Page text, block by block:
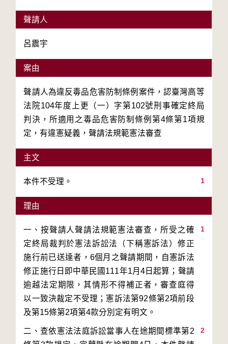
聲請人
呂震宇
案由
聲請人為違反毒品危害防制條例案件，認臺灣高等
法院104年度上更（一）字第102號刑事確定終局
判決，所適用之毒品危害防制條例第4條第1項規
定，有違憲疑義，聲請法規範憲法審查
主文
1
本件不受理。
理由
1
一、按聲請人聲請法規範憲法審查，所受之確
定終局裁判於憲法訴訟法（下稱憲訴法）修正
施行前已送達者，6個月之聲請期間，自憲訴法
修正施行日即中華民國111年1月4日起算；聲請
逾越法定期限，其情形不得補正者，審查庭得
以一致決裁定不受理；憲訴法第92條第2項前段
2
二、查依憲法法庭訴訟當事人在途期間標準第2